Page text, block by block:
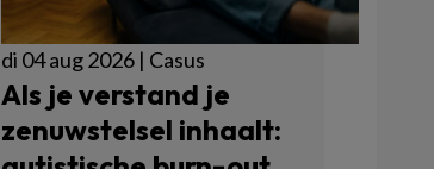
di 04 aug 2026 | Casus
Als je verstand je
zenuwstelsel inhaalt: